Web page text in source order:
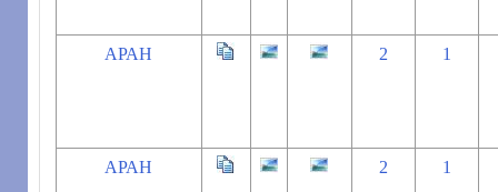
АРАН 2 1
АРАН 2 1